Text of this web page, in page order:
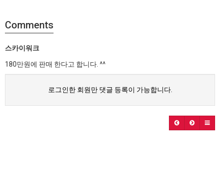
Comments
스카이워크
180만원에 판매 한다고 합니다. ^^
로그인한 회원만 댓글 등록이 가능합니다.